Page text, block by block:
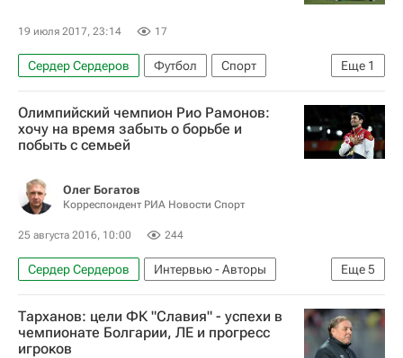
19 июля 2017, 23:14 17
Еще 1
Сердер Сердеров Футбол
Спорт
Енисей
Олимпийский чемпион Рио Рамонов:
хочу на время забыть о борьбе и
побыть с семьей
Олег Богатов
Корреспондент РИА Новости Спорт
25 августа 2016, 10:00 244
Еще5
Сердер Сердеров
Интервью - Авторы
Аналитика
Единоборства
Спорт
Олимпийские игры
Сослан Рамонов
Тарханов: цели ФК "Славия" - успехи в
чемпионате Болгарии, ЛЕ и прогресс
игроков